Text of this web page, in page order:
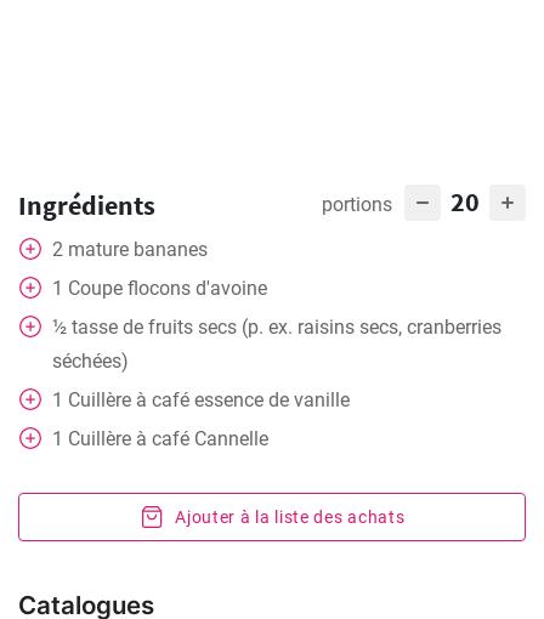
Ingrédients portions 20
2 mature bananes
1 Coupe flocons d'avoine
½ tasse de fruits secs (p. ex. raisins secs, cranberries
séchées)
1 Cuillère à café essence de vanille
1 Cuillère à café Cannelle
Ajouter à la liste des achats